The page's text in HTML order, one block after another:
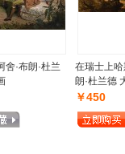
·布朗·杜兰
在瑞士上
朗·杜兰德
￥450